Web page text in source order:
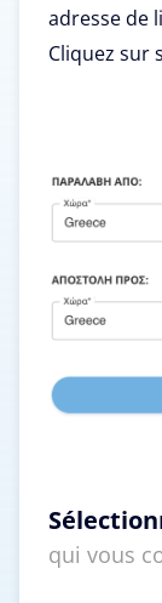
adresse de
Cliquez sur
qui vous